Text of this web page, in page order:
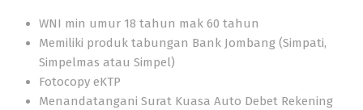
WNI min umur 18 tahun mak 60 tahun
Memiliki produk tabungan Bank Jombang (Simpati,
Simpelmas atau Simpel)
Fotocopy eKTP
Menandatangani Surat Kuasa Auto Debet Rekening